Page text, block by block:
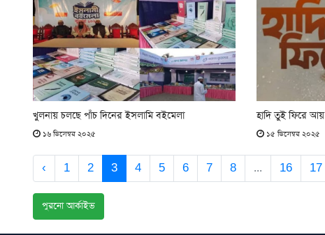
খুলনায় চলছে পাঁচ দিনের ইসলামি বইমেলা
১৬ ডিসেম্বর ২০২৫
হাদি তুই ফিরে আয়
১৫ ডিসেম্বর ২০২৫
‹ 1 2 3 4 5 6 7 8 ... 16 17
পুরনো আর্কাইভ